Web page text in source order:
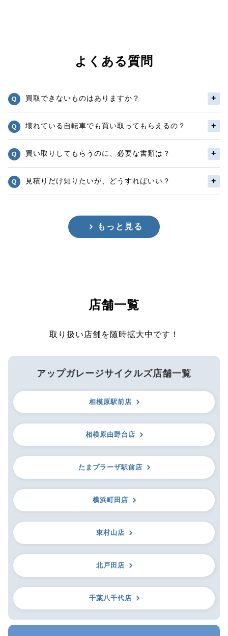
よくある質問
買取できないものはありますか？
壊れている自転車でも買い取ってもらえるの？
買い取りしてもらうのに、必要な書類は？
見積りだけ知りたいが、どうすればいい？
もっと見る
店舗一覧
取り扱い店舗を随時拡大中です！
アップガレージサイクルズ店舗一覧
相模原駅前店
相模原由野台店
たまプラーザ駅前店
横浜町田店
東村山店
北戸田店
千葉八千代店